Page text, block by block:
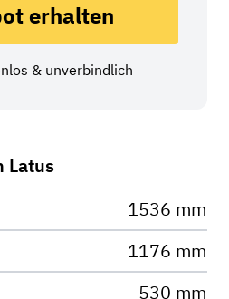
erhalten
& unverbindlich
Latus
1536 mm
1176 mm
530 mm